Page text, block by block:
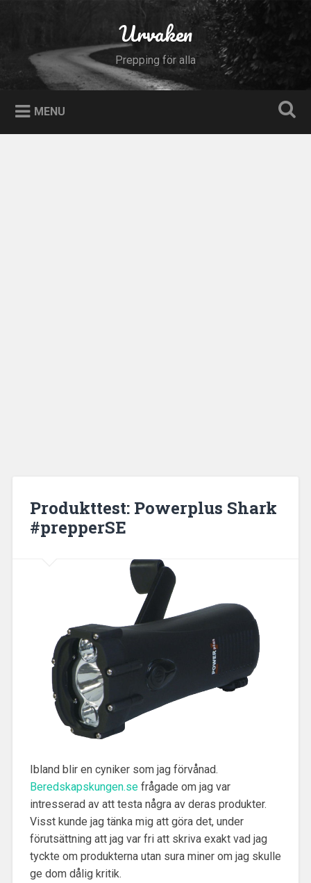
Urvaken
Prepping för alla
MENU
Produkttest: Powerplus Shark
#prepperSE
Ibland blir en cyniker som jag förvånad.
Beredskapskungen.sefrågade om jag var
intresserad av att testa några av deras produkter.
Visst kunde jag tänka mig att göra det, under
förutsättning att jag var fri att skriva exakt vad jag
tyckte om produkterna utan sura miner om jag skulle
ge dom dålig kritik.